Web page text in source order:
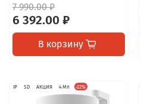
7 990.00 ₽
6 392.00 ₽
В корзину
IP SD АКЦИЯ 4 Мп -22%